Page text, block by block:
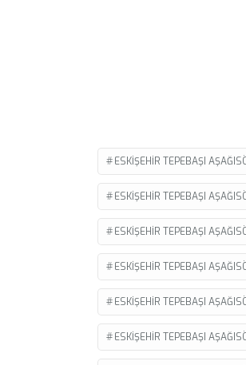
ESKIŞEHIR TEPEBAŞI
ESKIŞEHIR TEPEBAŞI
ESKIŞEHIR TEPEBAŞI
ESKIŞEHIR TEPEBAŞI
ESKIŞEHIR TEPEBAŞI
ESKIŞEHIR TEPEBAŞI